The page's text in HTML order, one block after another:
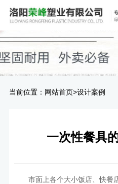
当前位置： 网站首页>设计案例
一次性餐具
市面上各个大小饭店、快餐